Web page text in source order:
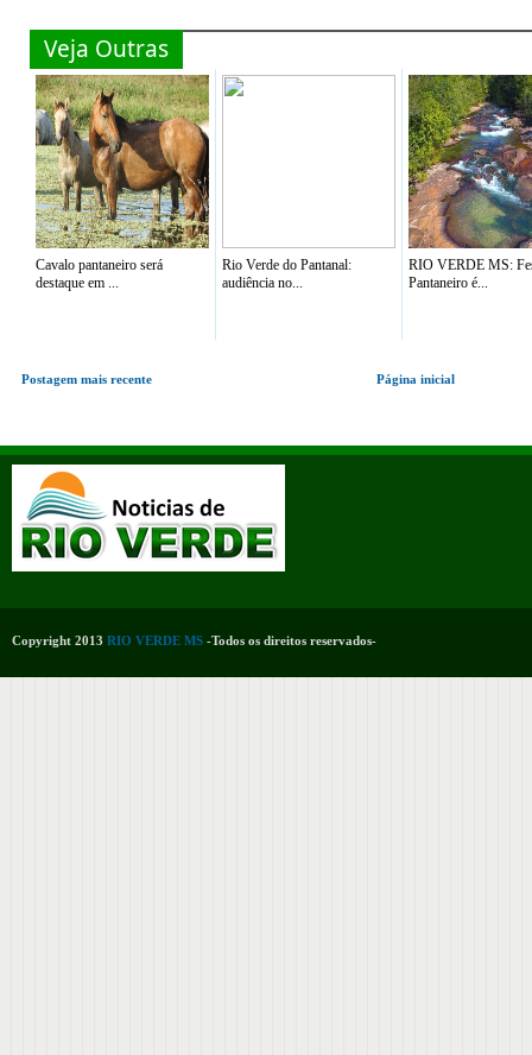
Veja Outras
Cavalo pantaneiro será
destaque em ...
Rio Verde do Pantanal:
audiência no...
RIO VERDE MS:
Pantaneiro é...
Postagem mais recente Página inicial
Copyright 2013 RIO VERDE MS -Todos os direitos reservados-